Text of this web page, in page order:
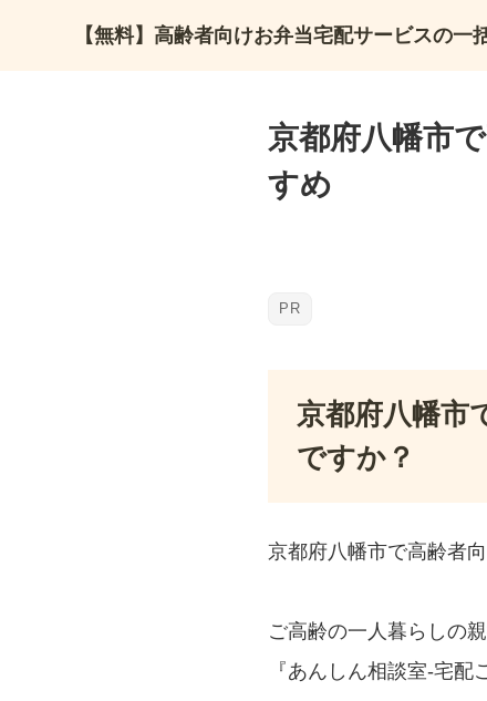
【無料】高齢者向けお弁当宅配サービスの一
京都府八幡市
すめ
京都府八幡市
ですか？
京都府八幡市で高齢者
ご高齢の一人暮らしの
『あんしん相談室‐宅配